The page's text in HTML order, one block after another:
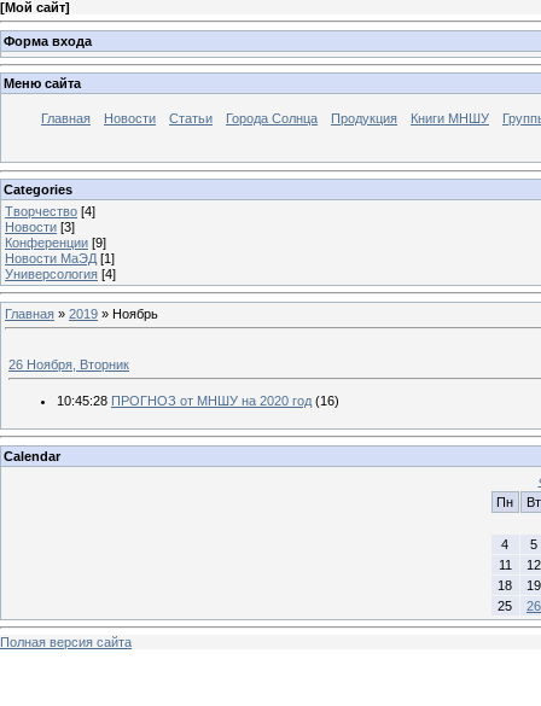
[Мой сайт]
Форма входа
Меню сайта
Главная Новости Статьи Города Солнца Продукция Книги МНШУ
Categories
Творчество [4]
Новости [3]
Конференции [9]
Новости МаЭД [1]
Универсология [4]
Главная » 2019 » Ноябрь
26 Ноября, Вторник
10:45:28 ПРОГНОЗ от МНШУ на 2020 год (16)
Calendar
Пн
Вт
4
5
11
12
18
19
25
26
Полная версия сайта